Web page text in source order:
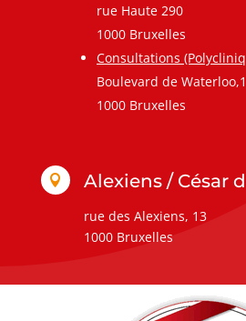
rue Haute 290
1000 Bruxelles
Consultations
Boulevard de
1000 Bruxelles
 Alexiens / César
rue des Alexiens, 13
1000 Bruxelles